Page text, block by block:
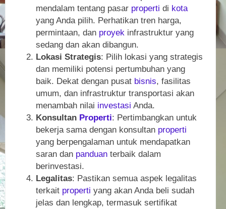
mendalam tentang pasar properti di kota
yang Anda pilih. Perhatikan tren harga,
permintaan, dan proyek infrastruktur yang
sedang dan akan dibangun.
Lokasi Strategis: Pilih lokasi yang strategis
dan memiliki potensi pertumbuhan yang
baik. Dekat dengan pusat bisnis, fasilitas
umum, dan infrastruktur transportasi akan
menambah nilai investasi Anda.
Konsultan Properti: Pertimbangkan untuk
bekerja sama dengan konsultan properti
yang berpengalaman untuk mendapatkan
saran dan panduan terbaik dalam
berinvestasi.
Legalitas: Pastikan semua aspek legalitas
terkait properti yang akan Anda beli sudah
jelas dan lengkap, termasuk sertifikat